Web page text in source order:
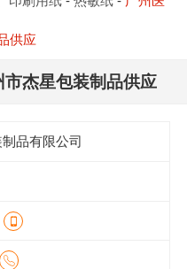
供应
杰星包装制品供应
品有限公司